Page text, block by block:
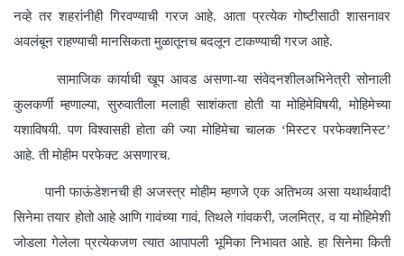
नव्हे तर शहरांनीही गिरवण्याची गरज आहे. आता प्रत्येक गोष्टीसाठी शासनावर
अवलंबून राहण्याची मानसिकता मुळातूनच बदलून टाकण्याची गरज आहे.
सामाजिक कार्याची खूप आवड असणा-या संवेदनशीलअभिनेत्री सोनाली
कुलकर्णी म्हणाल्या, सुरुवातीला मलाही साशंकता होती या मोहिमेविषयी, मोहिमेच्या
यशाविषयी. पण विश्वासही होता की ज्या मोहिमेचा चालक ‘मिस्टर परफेक्शनिस्ट’
आहे. ती मोहीम परफेक्ट असणारच.
पानी फाऊंडेशनची ही अजस्त्र मोहीम म्हणजे एक अतिभव्य असा यथार्थवादी
सिनेमा तयार होतो आहे आणि गावंच्या गावं, तिथले गांवकरी, जलमित्र, व या मोहिमेशी
जोडला गेलेला प्रत्येकजण त्यात आपापली भूमिका निभावत आहे. हा सिनेमा किती